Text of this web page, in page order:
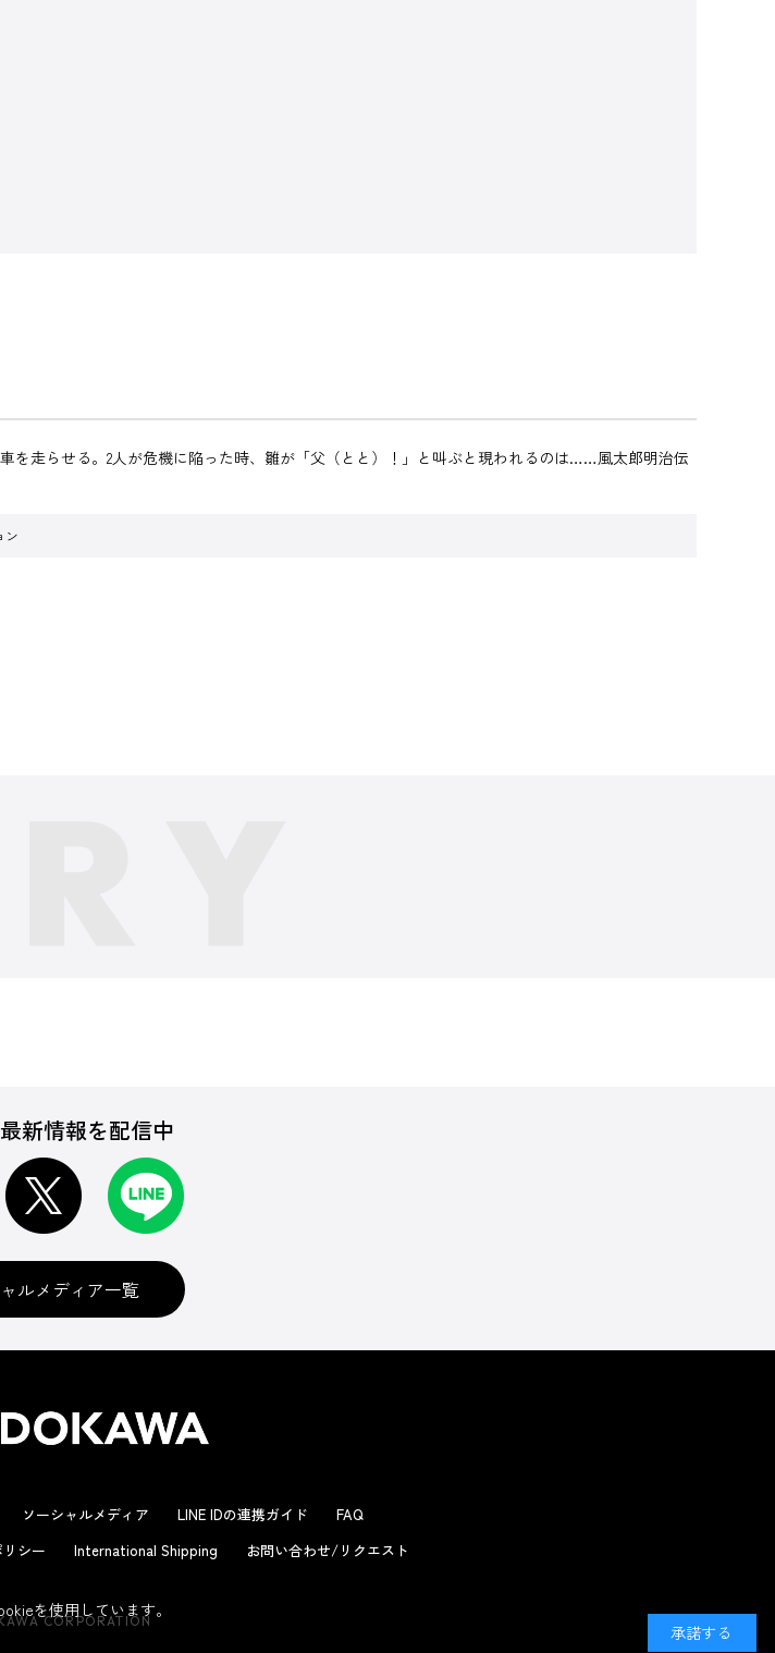
を走らせる。2人が危機に陥った時、雛が「父（とと）！」と叫ぶと現われるのは……風太郎明治伝
ン
新情報を配信中
ルメディア一覧
ソーシャルメディア LINE IDの連携ガイド
FAQ
シー International Shipping お問い合わせ/リクエスト
CORPORATION
を使用しています。
承諾する